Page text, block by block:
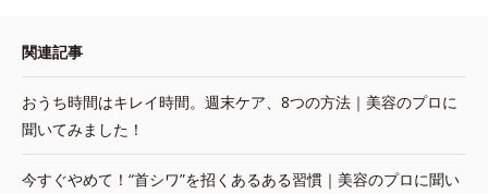
関連記事
おうち時間はキレイ時間。週末ケア、8つの方法｜美容のプロに
聞いてみました！
今すぐやめて！“首シワ”を招くあるある習慣｜美容のプロに聞い